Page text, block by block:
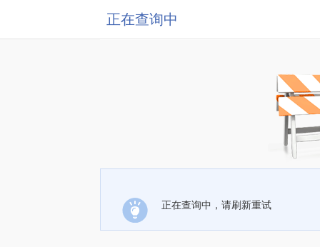
正在查询中
正在查询中，请刷新重试